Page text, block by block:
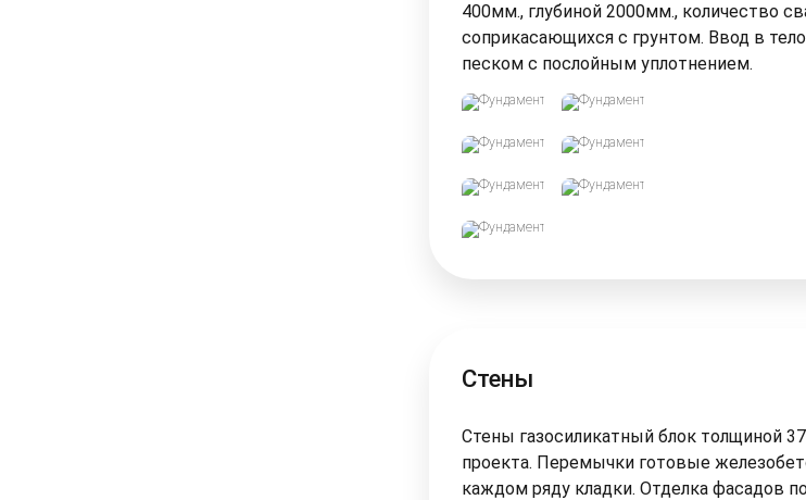
400мм., глубиной 2000мм., количество
соприкасающихся с грунтом. Ввод в
песком с послойным уплотнением.
Стены
Стены газосиликатный блок толщиной
проекта. Перемычки готовые
каждом ряду кладки. Отделка фасадов